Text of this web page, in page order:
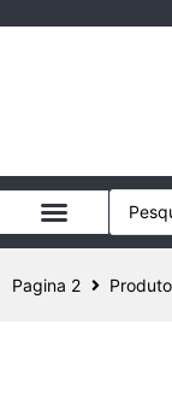
Pagina 2